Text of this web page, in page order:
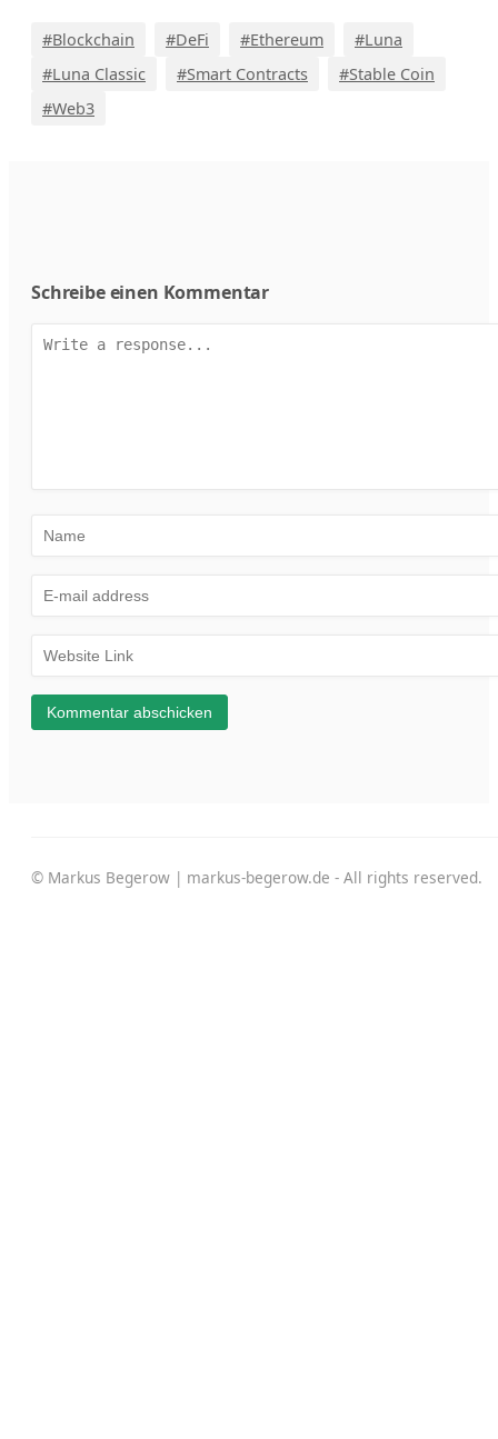
#Blockchain #DeFi #Ethereum
#Luna
#Luna Classic
#Smart Contracts
#Stable Coin
#Web3
Schreibe einen Kommentar
© Markus Begerow | markus-begerow.de - All rights reserved.